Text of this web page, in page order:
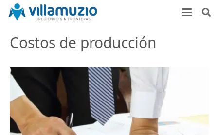
Costos de producción